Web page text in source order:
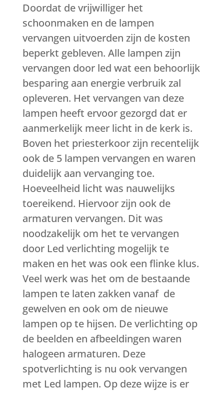
Doordat de vrijwilliger het
schoonmaken en de lampen
vervangen uitvoerden zijn de kosten
beperkt gebleven. Alle lampen zijn
vervangen door led wat een behoorlijk
besparing aan energie verbruik zal
opleveren. Het vervangen van deze
lampen heeft ervoor gezorgd dat er
aanmerkelijk meer licht in de kerk is.
Boven het priesterkoor zijn recentelijk
ook de 5 lampen vervangen en waren
duidelijk aan vervanging toe.
Hoeveelheid licht was nauwelijks
toereikend. Hiervoor zijn ook de
armaturen vervangen. Dit was
noodzakelijk om het te vervangen
door Led verlichting mogelijk te
maken en het was ook een flinke klus.
Veel werk was het om de bestaande
lampen te laten zakken vanaf de
gewelven en ook om de nieuwe
lampen op te hijsen. De verlichting op
de beelden en afbeeldingen waren
halogeen armaturen. Deze
spotverlichting is nu ook vervangen
met Led lampen. Op deze wijze is er